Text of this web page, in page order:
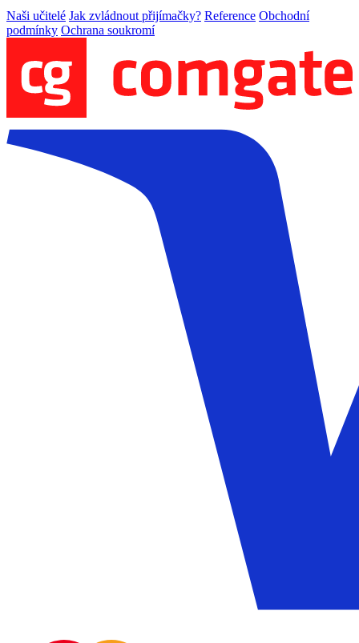
Naši učitelé Jak zvládnout přijímačky? Reference Obchodní
podmínky Ochrana soukromí